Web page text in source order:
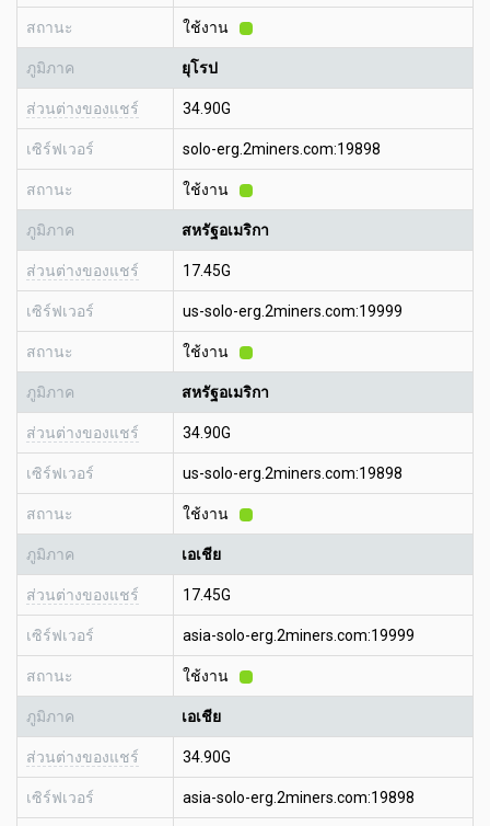
สถานะ ใช้งาน
ภูมิภาค ยุโรป
ส่วนต่างของแชร์ 34.90G
เซิร์ฟเวอร์ solo-erg.2miners.com:19898
สถานะ ใช้งาน
ภูมิภาค สหรัฐอเมริกา
ส่วนต่างของแชร์ 17.45G
เซิร์ฟเวอร์ us-solo-erg.2miners.com:19999
สถานะ ใช้งาน
ภูมิภาค สหรัฐอเมริกา
ส่วนต่างของแชร์ 34.90G
เซิร์ฟเวอร์ us-solo-erg.2miners.com:19898
สถานะ ใช้งาน
ภูมิภาค เอเชีย
ส่วนต่างของแชร์ 17.45G
เซิร์ฟเวอร์ asia-solo-erg.2miners.com:19999
สถานะ ใช้งาน
ภูมิภาค เอเชีย
ส่วนต่างของแชร์ 34.90G
เซิร์ฟเวอร์ asia-solo-erg.2miners.com:19898